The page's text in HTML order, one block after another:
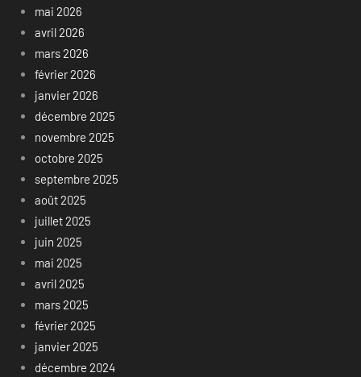
mai 2026
avril 2026
mars 2026
février 2026
janvier 2026
décembre 2025
novembre 2025
octobre 2025
septembre 2025
août 2025
juillet 2025
juin 2025
mai 2025
avril 2025
mars 2025
février 2025
janvier 2025
décembre 2024